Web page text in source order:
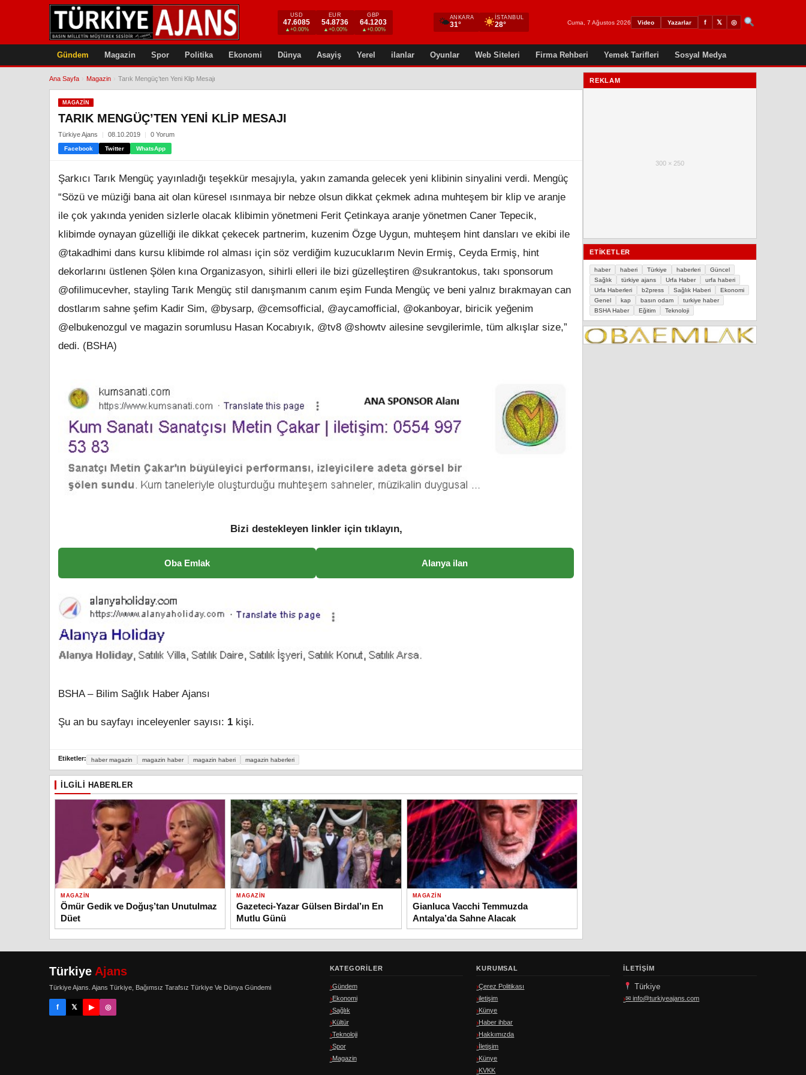
USD
47.6085
▲+0.00%
EUR
54.8736
▲+0.00%
GBP
64.1203
▲+0.00%
🌤ANKARA
31°
İSTANBUL
28° Cuma, 7 Ağustos 2026 Video Yazarlar f 𝕏 ◎
Gündem Magazin Spor Politika Ekonomi Dünya Asayiş Yerel ilanlar Oyunlar Web Siteleri Firma Rehberi Yemek Tarifleri Sosyal Medya
Ana Sayfa Magazin Tarık Mengüç’ten Yeni Klip Mesajı
MAGAZIN
TARIK MENGÜÇ’TEN YENI KLIP MESAJI
Türkiye Ajans 08.10.2019 0 Yorum
Facebook Twitter WhatsApp
Şarkıcı Tarık Mengüç yayınladığı teşekkür mesajıyla, yakın zamanda gelecek yeni klibinin sinyalini verdi. Mengüç
“Sözü ve müziği bana ait olan küresel ısınmaya bir nebze olsun dikkat çekmek adına muhteşem bir klip ve aranje
ile çok yakında yeniden sizlerle olacak klibimin yönetmeni Ferit Çetinkaya aranje yönetmen Caner Tepecik,
klibimde oynayan güzelliği ile dikkat çekecek partnerim, kuzenim Özge Uygun, muhteşem hint dansları ve ekibi ile
@takadhimi dans kursu klibimde rol alması için söz verdiğim kuzucuklarım Nevin Ermiş, Ceyda Ermiş, hint
dekorlarını üstlenen Şölen kına Organizasyon, sihirli elleri ile bizi güzelleştiren @sukrantokus, takı sponsorum
@ofilimucevher, stayling Tarık Mengüç stil danışmanım canım eşim Funda Mengüç ve beni yalnız bırakmayan can
dostlarım sahne şefim Kadir Sim, @bysarp, @cemsofficial, @aycamofficial, @okanboyar, biricik yeğenim
@elbukenozgul ve magazin sorumlusu Hasan Kocabıyık, @tv8 @showtv ailesine sevgilerimle, tüm alkışlar size,”
dedi. (BSHA)
Bizi destekleyen linkler için tıklayın,
Oba Emlak Alanya ilan
BSHA – Bilim Sağlık Haber Ajansı
Şu an bu sayfayı inceleyenler sayısı: 1 kişi.
Etiketler: haber magazin magazin haber magazin haberi magazin haberleri
İLGILI HABERLER
MAGAZIN
Ömür Gedik ve Doğuş’tan Unutulmaz
Düet
MAGAZIN
Gazeteci-Yazar Gülsen Birdal’ın En
Mutlu Günü
MAGAZIN
Gianluca Vacchi Temmuzda
Antalya’da Sahne Alacak
REKLAM
300 × 250
ETIKETLER
haber haberi Türkiye haberleri
Güncel
Sağlık
türkiye ajans Urfa Haber
urfa haberi
Urfa Haberleri
b2press Sağlık Haberi
Ekonomi
Genel
kap basın odam
turkiye haber
BSHA Haber
Eğitim Teknoloji
Türkiye Ajans
Türkiye Ajans. Ajans Türkiye, Bağımsız Tarafsız Türkiye Ve Dünya Gündemi
f 𝕏 ▶ ◎
KATEGORILER
Gündem
Ekonomi
Sağlık
Kültür
Teknoloji
Spor
Magazin
KURUMSAL
Çerez Politikası
iletişim
Künye
Haber ihbar
Hakkımızda
İletişim
Künye
KVKK
İLETIŞIM
Türkiye
✉info@turkiyeajans.com